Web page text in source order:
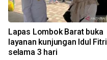
Lapas Lombok Barat buka
layanan kunjungan Idul Fitri
selama 3 hari